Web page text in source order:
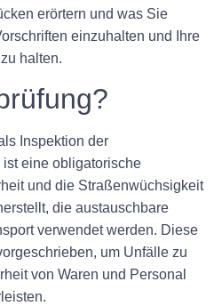
erörtern und was Sie
einzuhalten und Ihre
halten.
Inspektion der
eine obligatorische
und die Straßenwüchsigkeit
die austauschbare
verwendet werden. Diese
um Unfälle zu
von Waren und Personal